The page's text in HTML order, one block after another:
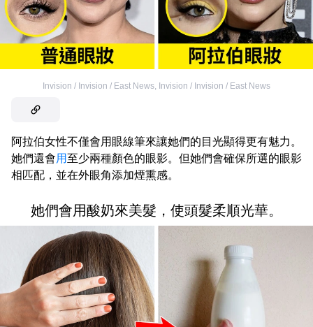
Invision / Invision / East News, Invision / Invision / East News
阿拉伯女性不僅會用眼線筆來讓她們的目光顯得更有魅力。
她們還會用至少兩種顏色的眼影。但她們會確保所選的眼影
相匹配，並在外眼角添加煙熏感。
她們會用酸奶來美髮，使頭髮柔順光華。